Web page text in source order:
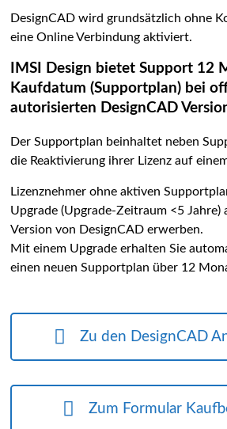
DesignCAD wird grundsätzlich ohne
eine Online Verbindung aktiviert.
IMSI Design bietet Support 12
Kaufdatum (Supportplan) bei
autorisierten DesignCAD
Der Supportplan beinhaltet neben
die Reaktivierung ihrer Lizenz auf
Lizenznehmer ohne aktiven
Upgrade (Upgrade-Zeitraum <5 Jahre)
Version von DesignCAD erwerben.
Mit einem Upgrade erhalten Sie
einen neuen Supportplan über 12
Zu den DesignCAD
Zum Formular